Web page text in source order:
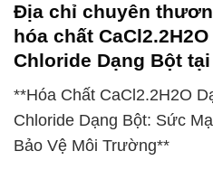
Địa chỉ chuyên
hóa chất
Chloride Dạng Bột
**Hóa Chất CaCl2.2H2O
Chloride Dạng Bột: Sức
Bảo Vệ Môi Trường**